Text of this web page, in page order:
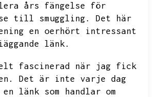
års fängelse för
till smuggling.
Det här
en oerhört intressant
länk.
fascinerad när jag fick
Det är inte varje dag
länk som handlar om